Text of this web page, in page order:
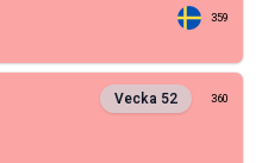
359
Vecka 52 360